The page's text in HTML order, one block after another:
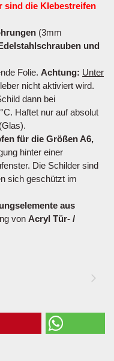
sind die Klebestreifen
(3mm
und
Folie. Achtung: Unter
nicht aktiviert wird.
dann bei
Haftet nur auf absolut
für die Größen A6,
hinter einer
Die Schilder sind
sich geschützt im
aus
von Acryl Tür- /